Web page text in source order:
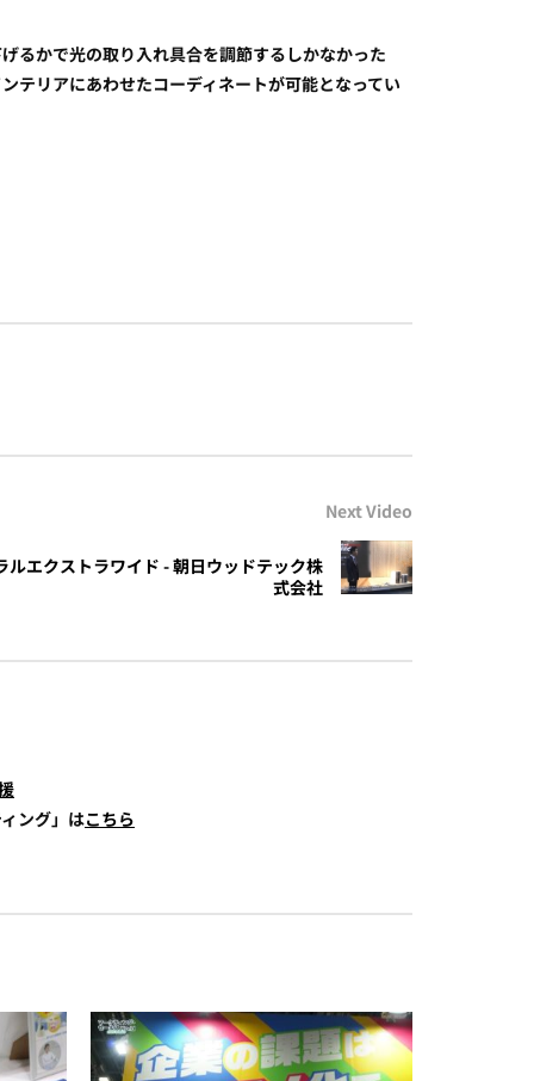
るかで光の取り入れ具合を調節するしかなかった
テリアにあわせたコーディネートが可能となってい
Next Video
エクストラワイド - 朝日ウッドテック株
式会社
ング」はこちら